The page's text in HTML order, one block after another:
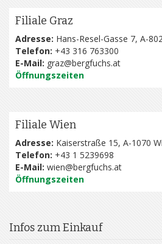
Filiale Graz
Adresse: Hans-Resel-Gasse 7, A-
Telefon: +43 316 763300
E-Mail: graz@bergfuchs.at
Öffnungszeiten
Filiale Wien
Adresse: Kaiserstraße 15, A-1070
Telefon: +43 1 5239698
E-Mail: wien@bergfuchs.at
Öffnungszeiten
Infos zum Einkauf